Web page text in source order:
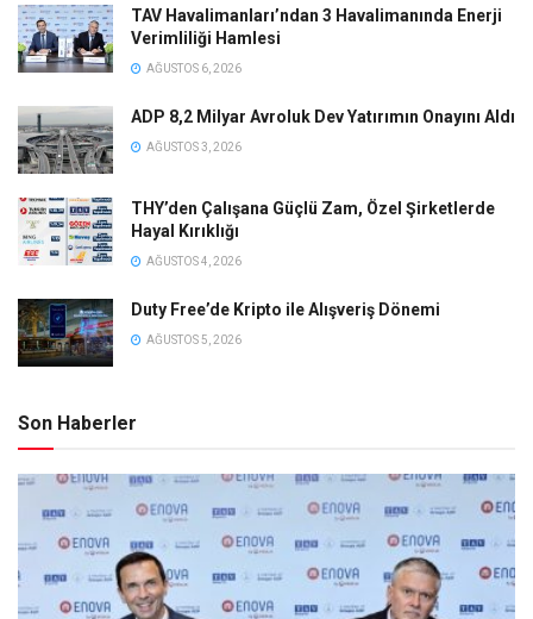
TAV Havalimanları’ndan 3 Havalimanında Enerji
Verimliliği Hamlesi
AĞUSTOS 6, 2026
ADP 8,2 Milyar Avroluk Dev Yatırımın Onayını Aldı
AĞUSTOS 3, 2026
THY’den Çalışana Güçlü Zam, Özel Şirketlerde
Hayal Kırıklığı
AĞUSTOS 4, 2026
Duty Free’de Kripto ile Alışveriş Dönemi
AĞUSTOS 5, 2026
Son Haberler